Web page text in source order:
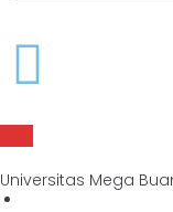
Universitas Mega